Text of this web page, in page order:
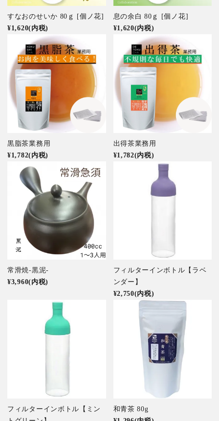
すなおのせいか 80ｇ [個ノ花]
¥1,620(内税)
息の余白 80ｇ [個ノ花]
¥1,620(内税)
黒脂茶業務用
¥1,782(内税)
出得茶業務用
¥1,782(内税)
常滑焼‐黒泥-
¥3,960(内税)
フィルターインボトル【ラベ
ンダー】
¥2,750(内税)
フィルターインボトル【ミン
和青茶 80g